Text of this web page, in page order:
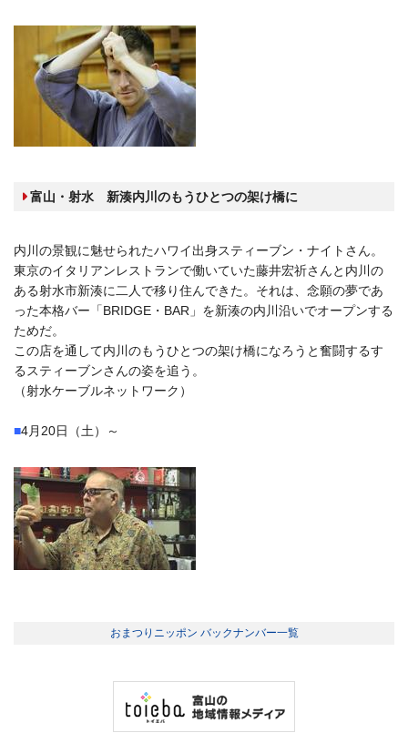
富山・射水 新湊内川のもうひとつの架け橋に
内川の景観に魅せられたハワイ出身スティーブン・ナイトさん。
東京のイタリアンレストランで働いていた藤井宏祈さんと内川の
ある射水市新湊に二人で移り住んできた。それは、念願の夢であ
った本格バー「BRIDGE・BAR」を新湊の内川沿いでオープンする
ためだ。
この店を通して内川のもうひとつの架け橋になろうと奮闘するす
るスティーブンさんの姿を追う。
（射水ケーブルネットワーク）
■4月20日（土）～
おまつりニッポン バックナンバー一覧